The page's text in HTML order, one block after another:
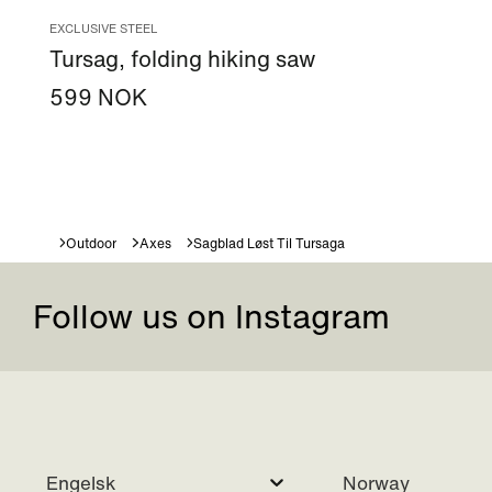
EXCLUSIVE STEEL
Tursag, folding hiking saw
599 NOK
Outdoor Axes Sagblad Løst Til Tursaga
Follow us on Instagram
Engelsk Norway